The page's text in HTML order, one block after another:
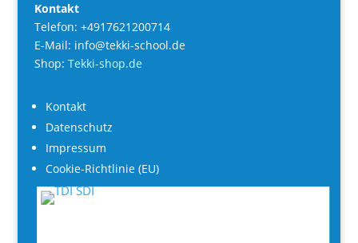
Kontakt
Telefon: +4917621200714
E-Mail: info@tekki-school.de
Shop: Tekki-shop.de
Kontakt
Datenschutz
Impressum
Cookie-Richtlinie (EU)